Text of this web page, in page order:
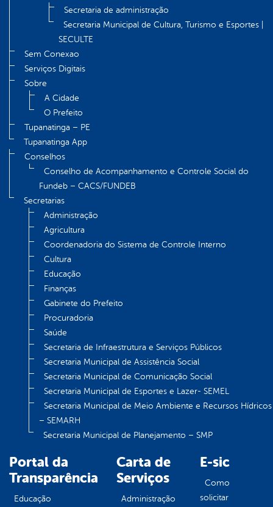
Secretaria de administração
Secretaria Municipal de Cultura, Turismo e Esportes |
SECULTE
Sem Conexao
Serviços Digitais
Sobre
A Cidade
O Prefeito
Tupanatinga – PE
Tupanatinga App
Conselhos
Conselho de Acompanhamento e Controle Social do
Fundeb – CACS/FUNDEB
Secretarias
Administração
Agricultura
Coordenadoria do Sistema de Controle Interno
Cultura
Educação
Finanças
Gabinete do Prefeito
Procuradoria
Saúde
Secretaria de Infraestrutura e Serviços Públicos
Secretaria Municipal de Assistência Social
Secretaria Municipal de Comunicação Social
Secretaria Municipal de Esportes e Lazer- SEMEL
Secretaria Municipal de Meio Ambiente e Recursos Hídricos
– SEMARH
Secretaria Municipal de Planejamento – SMP
Portal da
Transparência
Educação
Carta de
Serviços
Administração
E-sic
Como
solicitar